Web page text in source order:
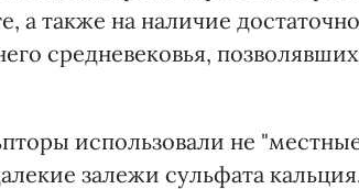
а также на наличие достаточно
средневековья, позволявших
использовали не
залежи сульфата